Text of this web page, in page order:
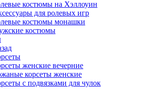
костюмы на Хэллоуин
для ролевых игр
костюмы монашки
костюмы
женские вечерние
корсеты женские
с подвязками для чулок